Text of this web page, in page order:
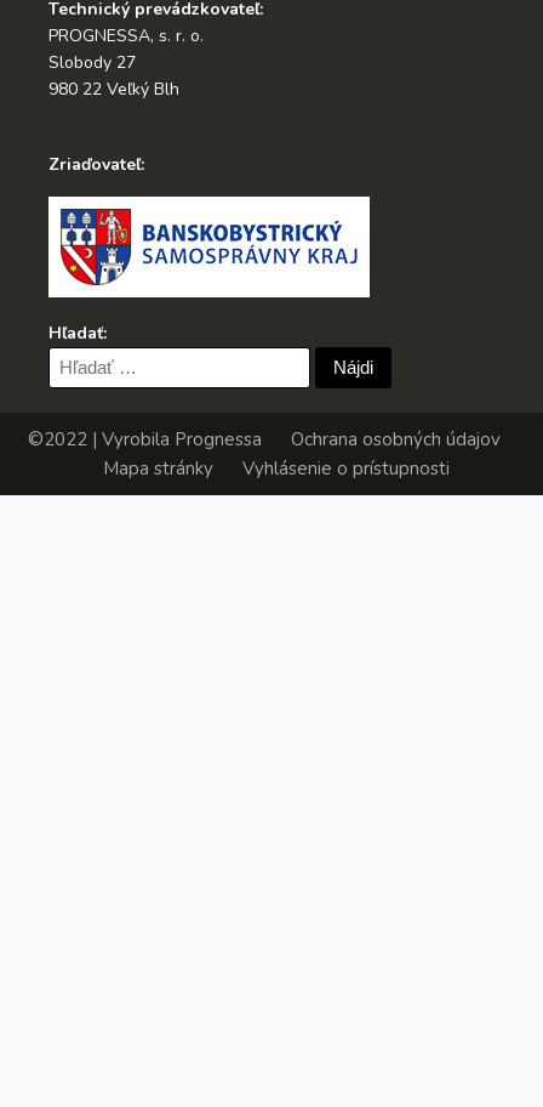
Technický prevádzkovateľ:
PROGNESSA, s. r. o.
Slobody 27
980 22 Veľký Blh
Zriaďovateľ:
Hľadať:
Hľadať:
©2022 | Vyrobila Prognessa
Ochrana osobných údajov
Mapa stránky
Vyhlásenie o prístupnosti